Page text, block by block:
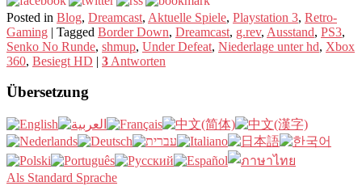
Posted in Blog, Dreamcast, Aktuelle Spiele, Playstation 3, Retro-
Gaming | Tagged Border Down, Dreamcast, g.rev, Ausstand, PS3,
Senko No Runde, shmup, Under Defeat, Niederlage unter hd, Xbox
360, Besiegt HD | 3 Antworten
Übersetzung
Als Standard Sprache